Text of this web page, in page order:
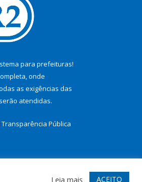
para prefeituras!
onde
as exigências das
serão atendidas.
Pública
Acessar Webmail
Leia mais ACEITO